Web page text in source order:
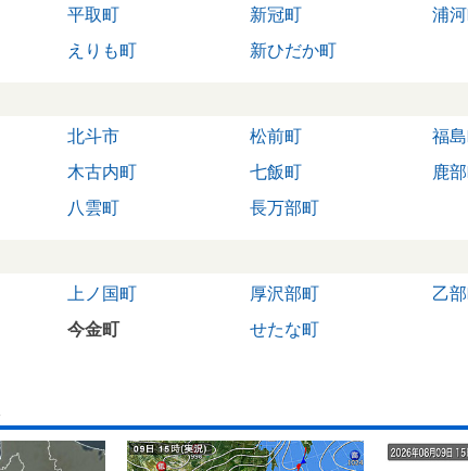
平取町 新冠町
浦
えりも町 新ひだか町
北斗市 松前町
福
木古内町 七飯町
鹿
八雲町 長万部町
上ノ国町 厚沢部町
乙
今金町 せたな町